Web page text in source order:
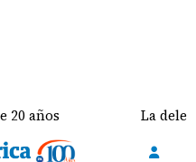
La delegación